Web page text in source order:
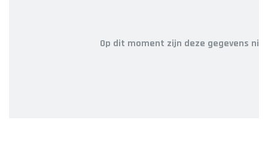
Op dit moment zijn deze gegevens